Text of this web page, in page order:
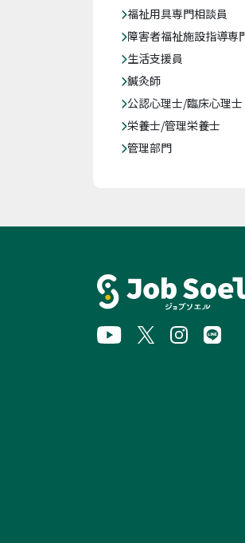
福祉用具専門相談員
障害者福祉施設指導専
生活支援員
鍼灸師
公認心理士/臨床心理士
栄養士/管理栄養士
管理部門